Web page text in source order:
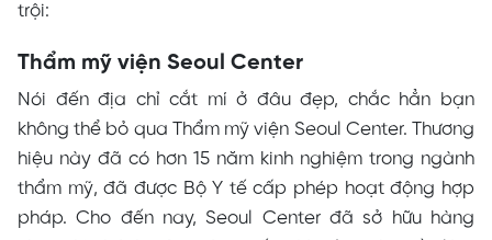
trội:
Thẩm mỹ viện Seoul Center
Nói đến địa chỉcắt mí ở đâu đẹp, chắc hẳn bạn
không thể bỏ qua Thẩm mỹ viện Seoul Center. Thương
hiệu này đã có hơn 15 năm kinh nghiệm trong ngành
thẩm mỹ, đã được Bộ Y tế cấp phép hoạt động hợp
pháp. Cho đến nay, Seoul Center đã sở hữu hàng